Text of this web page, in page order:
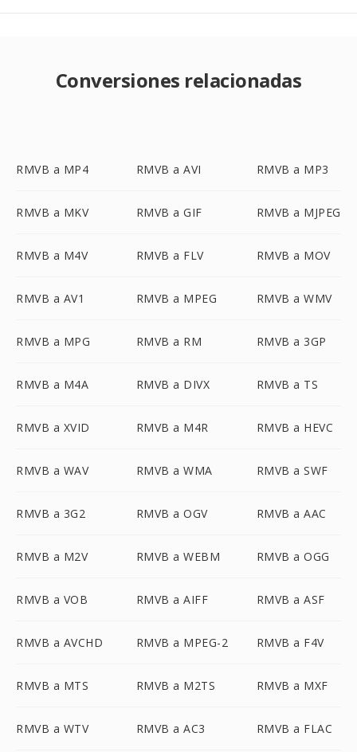
Conversiones relacionadas
RMVB a MP4 RMVB a AVI RMVB a MP3
RMVB a MKV RMVB a GIF RMVB a MJPEG
RMVB a M4V RMVB a FLV RMVB a MOV
RMVB a AV1 RMVB a MPEG RMVB a WMV
RMVB a MPG RMVB a RM RMVB a 3GP
RMVB a M4A RMVB a DIVX RMVB a TS
RMVB a XVID RMVB a M4R RMVB a HEVC
RMVB a WAV RMVB a WMA RMVB a SWF
RMVB a 3G2 RMVB a OGV RMVB a AAC
RMVB a M2V RMVB a WEBM RMVB a OGG
RMVB a VOB RMVB a AIFF RMVB a ASF
RMVB a AVCHD RMVB a MPEG-2 RMVB a F4V
RMVB a MTS RMVB a M2TS RMVB a MXF
RMVB a WTV RMVB a AC3 RMVB a FLAC